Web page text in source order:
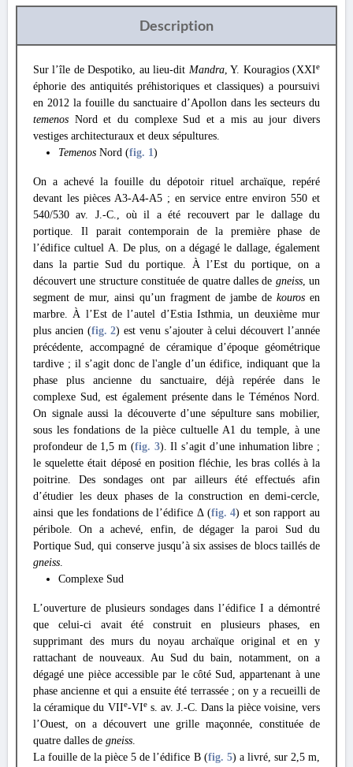
Description
Sur l’île de Despotiko, au lieu-dit Mandra, Y. Kouragios (XXIe
éphorie des antiquités préhistoriques et classiques) a poursuivi
en 2012 la fouille du sanctuaire d’Apollon dans les secteurs du
temenos Nord et du complexe Sud et a mis au jour divers
vestiges architecturaux et deux sépultures.
Temenos Nord (fig. 1)
On a achevé la fouille du dépotoir rituel archaïque, repéré
devant les pièces A3-A4-A5 ; en service entre environ 550 et
540/530 av. J.-C., où il a été recouvert par le dallage du
portique. Il parait contemporain de la première phase de
l’édifice cultuel A. De plus, on a dégagé le dallage, également
dans la partie Sud du portique. À l’Est du portique, on a
découvert une structure constituée de quatre dalles de gneiss, un
segment de mur, ainsi qu’un fragment de jambe de kouros en
marbre. À l’Est de l’autel d’Estia Isthmia, un deuxième mur
plus ancien (fig. 2) est venu s’ajouter à celui découvert l’année
précédente, accompagné de céramique d’époque géométrique
tardive ; il s’agit donc de l'angle d’un édifice, indiquant que la
phase plus ancienne du sanctuaire, déjà repérée dans le
complexe Sud, est également présente dans le Téménos Nord.
On signale aussi la découverte d’une sépulture sans mobilier,
sous les fondations de la pièce cultuelle A1 du temple, à une
profondeur de 1,5 m (fig. 3). Il s’agit d’une inhumation libre ;
le squelette était déposé en position fléchie, les bras collés à la
poitrine.
Des sondages ont par ailleurs
été effectués afin
d’étudier les deux phases de la construction en demi-cercle,
ainsi que les fondations de l’édifice Δ (fig. 4) et son rapport au
péribole. On a achevé, enfin, de dégager la paroi Sud du
Portique Sud, qui conserve jusqu’à six assises de blocs taillés de
gneiss.
Complexe Sud
L’ouverture de plusieurs sondages dans l’édifice I a démontré
que celui-ci avait été construit en plusieurs phases, en
supprimant des murs du noyau archaïque original et en y
rattachant de nouveaux. Au Sud du bain, notamment, on a
dégagé une pièce accessible par le côté Sud, appartenant à une
phase ancienne et qui a ensuite été terrassée ; on y a recueilli de
la céramique du VIIe-VIes. av. J.-C. Dans la pièce voisine, vers
l’Ouest, on a découvert une grille maçonnée, constituée de
quatre dalles de gneiss.
La fouille de la pièce 5 de l’édifice B (fig. 5) a livré, sur 2,5 m,